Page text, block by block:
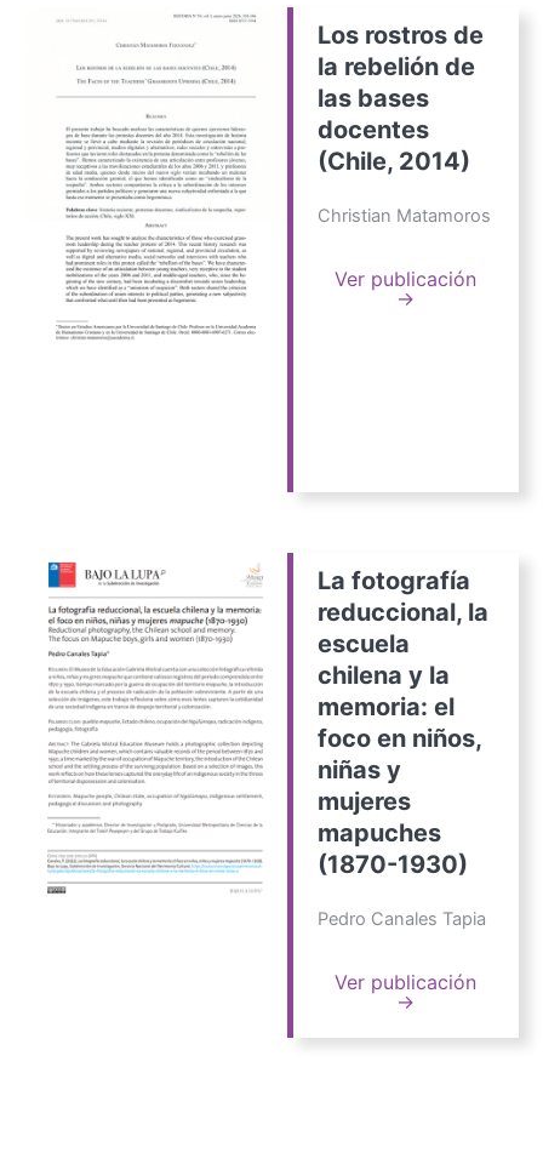
Los rostros de
la rebelión de
las bases
docentes
(Chile, 2014)
Christian Matamoros
Ver publicación
→
La fotografía
reduccional, la
escuela
chilena y la
memoria: el
foco en niños,
niñas y
mujeres
mapuches
(1870-1930)
Pedro Canales Tapia
Ver publicación
→